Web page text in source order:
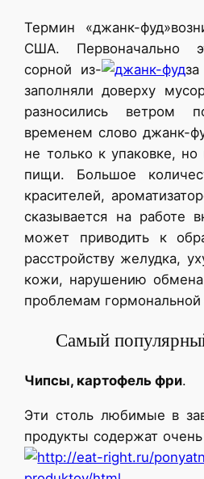
Термин «джанк-
США. Первоначально
сорной из-
заполняли доверху
разносились
временем слово джанк-
не только к упаковке,
пищи. Большое
красителей,
сказывается на работе
может приводить к
расстройству желудка,
кожи, нарушению
проблемам
Самый
Чипсы, картофель фри.
Эти столь любимые в
продукты содержат